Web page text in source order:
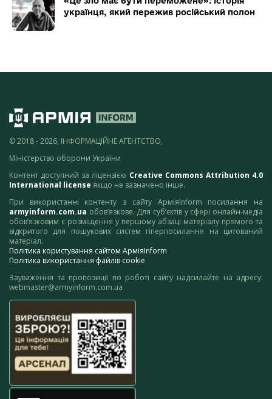
українця, який пережив російський полон
© 2018 - 2026, ІНФОРМАЦІЙНЕ АГЕНТСТВО,
Міністерство оборони України
Контент доступний за ліцензією Creative Commons Attribution 4.0
International license якщо не зазначено інше.
При використанні контенту з сайту АрміяInform посилання на
armyinform.com.ua обов’язкове. Для суб’єктів у сфері онлайн-медіа
обов’язковим є розміщення у першому абзаці матеріалу прямого та
відкритого для пошукових систем гіперпосилання на цитований
матеріал.
Політика користування сайтом АрміяInform
Політика використання файлів cookie
Зауваження та пропозиції по роботі сайту надсилайте на адресу:
webmaster@armyinform.com.ua